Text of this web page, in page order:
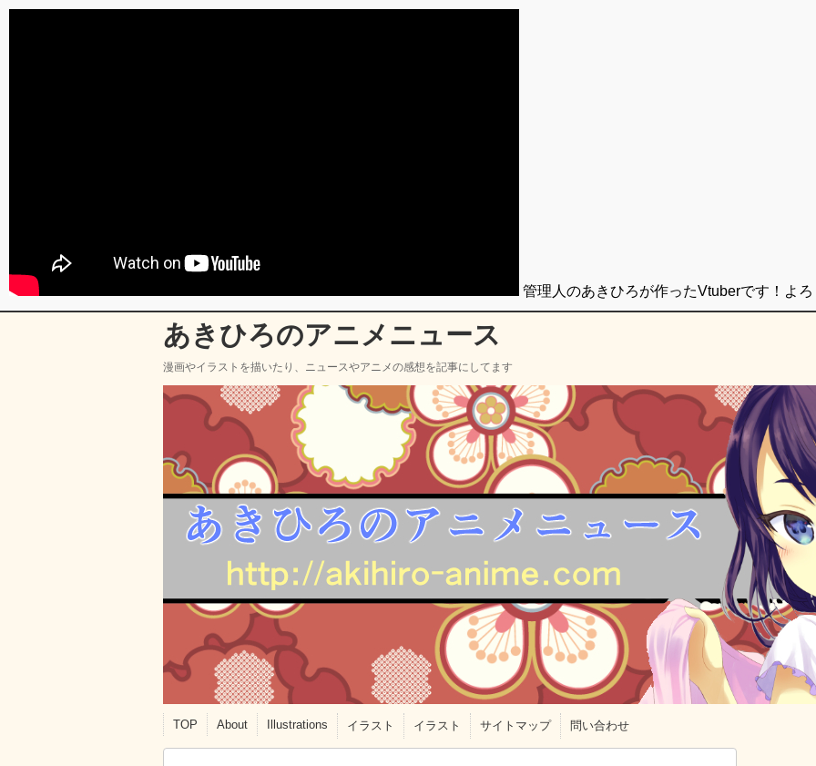
あきひろのアニメニュース
漫画やイラストを描いたり、ニュースやアニメの感想を記事にしてます
TOP About Illustrations イラスト イラスト サイトマップ 問い合わせ
管理人のあきひろが作ったVtuberです！よ